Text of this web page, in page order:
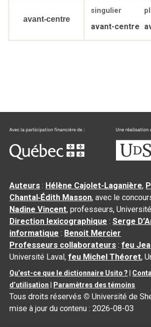
avant-centre
singulier
avant-centre
Auteurs : Hélène Cajolet-Laganière,
Chantal‑Édith Masson, avec le
Nadine Vincent, professeurs,
Direction lexicographique :Serge
informatique : Benoit Mercier
Professeurs collaborateurs :feu
Université Laval,feu Michel Théoret,
Qu’est-ce que le dictionnaire Usito ?
d’utilisation
Paramètres des témoins
Tous droits réservés © Université de
mise à jour du contenu :2026-08-03